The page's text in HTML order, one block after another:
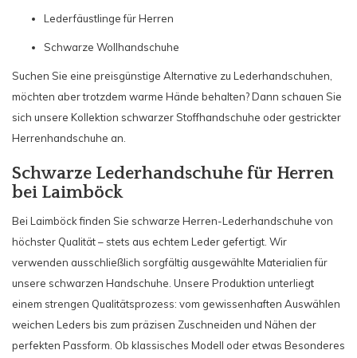
Lederfäustlinge für Herren
Schwarze Wollhandschuhe
Suchen Sie eine preisgünstige Alternative zu Lederhandschuhen,
möchten aber trotzdem warme Hände behalten? Dann schauen Sie
sich unsere Kollektion schwarzer Stoffhandschuhe oder gestrickter
Herrenhandschuhe an.
Schwarze Lederhandschuhe für Herren
bei Laimböck
Bei Laimböck finden Sie schwarze Herren-Lederhandschuhe von
höchster Qualität – stets aus echtem Leder gefertigt. Wir
verwenden ausschließlich sorgfältig ausgewählte Materialien für
unsere schwarzen Handschuhe. Unsere Produktion unterliegt
einem strengen Qualitätsprozess: vom gewissenhaften Auswählen
weichen Leders bis zum präzisen Zuschneiden und Nähen der
perfekten Passform. Ob klassisches Modell oder etwas Besonderes